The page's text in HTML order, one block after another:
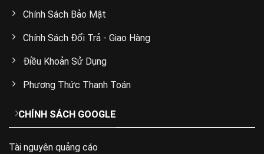
Chính Sách Bảo Mật
Chính Sách Đổi Trả - Giao Hàng
Điều Khoản Sử Dụng
Phương Thức Thanh Toán
CHÍNH SÁCH GOOGLE
Tài nguyên quảng cáo